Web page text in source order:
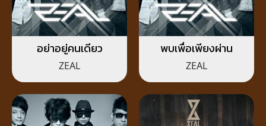
อย่าอยู่คนเดียว
ZEAL
พบเพื่อเพียงผ่าน
ZEAL